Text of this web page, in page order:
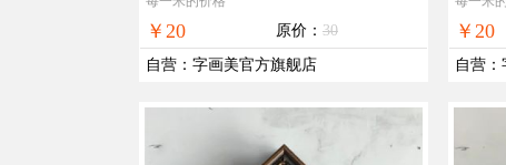
￥20 原价： 30
自营 ： 字画美官方旗舰店
￥20
自营 ：